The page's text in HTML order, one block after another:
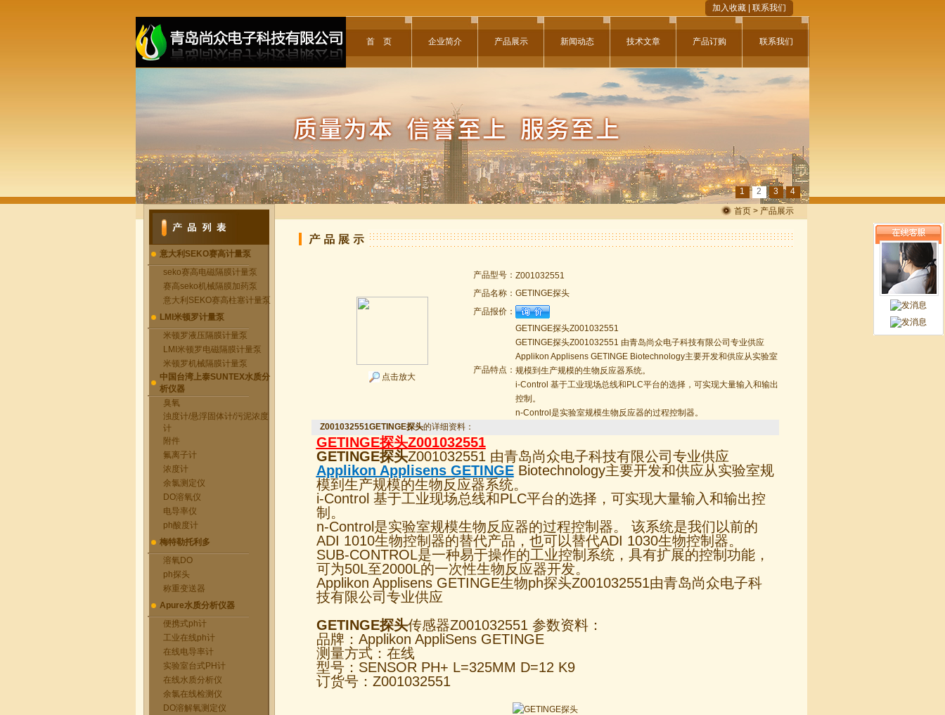
加入收藏 联系我们
首 页 企业简介 产品展示 新闻动态 技术文章 产品订购 联系我们
1 2 3 4
意大利SEKO赛高计量泵
seko赛高电磁隔膜计量泵
赛高seko机械隔膜加药泵
意大利SEKO赛高柱塞计量泵
LMI米顿罗计量泵
米顿罗液压隔膜计量泵
LMI米顿罗电磁隔膜计量泵
米顿罗机械隔膜计量泵
中国台湾上泰SUNTEX水质分
析仪器
臭氧
浊度计/悬浮固体计/污泥浓度
计
附件
氟离子计
浓度计
余氯测定仪
DO溶氧仪
电导率仪
ph酸度计
梅特勒托利多
溶氧DO
ph探头
称重变送器
Apure水质分析仪器
便携式ph计
工业在线ph计
在线电导率计
实验室台式PH计
在线水质分析仪
余氯在线检测仪
DO溶解氧测定仪
首页 > 产品展示
点击放大
产品型号： Z001032551
产品名称： GETINGE探头
产品报价：
产品特点：
GETINGE探头Z001032551
GETINGE探头Z001032551 由青岛尚众电子科技有限公司专业供应
Applikon Applisens GETINGE Biotechnology主要开发和供应从实验室
规模到生产规模的生物反应器系统。
i-Control 基于工业现场总线和PLC平台的选择，可实现大量输入和输出
控制。
n-Control是实验室规模生物反应器的过程控制器。
Z001032551GETINGE探头的详细资料：
GETINGE探头Z001032551
GETINGE探头Z001032551 由青岛尚众电子科技有限公司专业供应
Applikon Applisens GETINGEBiotechnology主要开发和供应从实验室规
模到生产规模的生物反应器系统。
i-Control 基于工业现场总线和PLC平台的选择，可实现大量输入和输出控
制。
n-Control是实验室规模生物反应器的过程控制器。 该系统是我们以前的
ADI 1010生物控制器的替代产品，也可以替代ADI 1030生物控制器。
SUB-CONTROL是一种易于操作的工业控制系统，具有扩展的控制功能，
可为50L至2000L的一次性生物反应器开发。
Applikon Applisens GETINGE生物ph探头Z001032551由青岛尚众电子科
技有限公司专业供应
GETINGE探头传感器Z001032551 参数资料：
品牌：Applikon AppliSens GETINGE
测量方式：在线
型号：SENSOR PH+ L=325MM D=12 K9
订货号：Z001032551